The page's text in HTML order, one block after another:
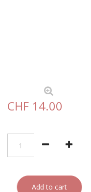
CHF 14.00
Add to cart